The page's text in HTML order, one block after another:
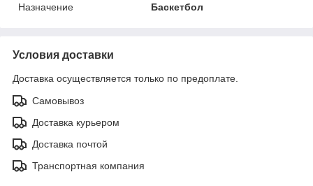
Назначение
Баскетбол
Условия доставки
Доставка осуществляется только по предоплате.
Самовывоз
Доставка курьером
Доставка почтой
Транспортная компания